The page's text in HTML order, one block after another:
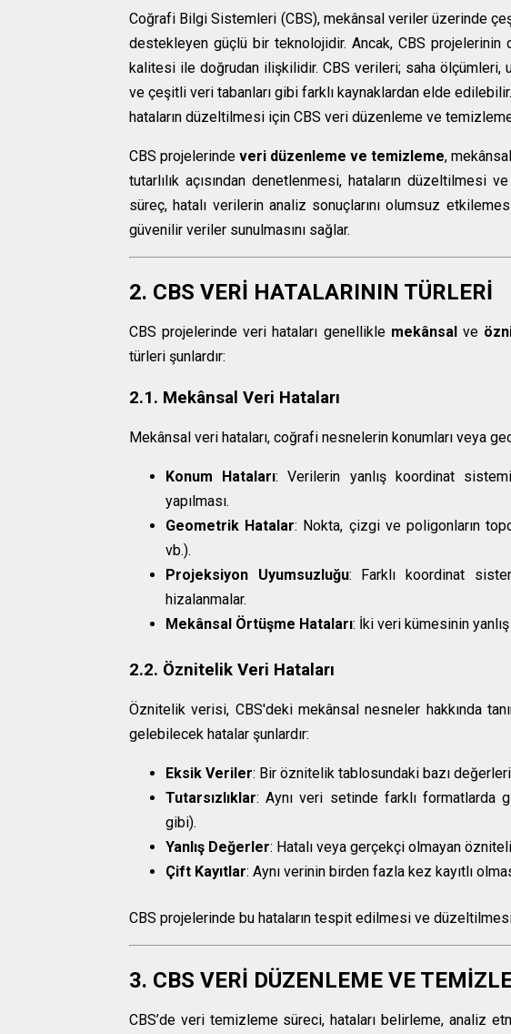
Coğrafi Bilgi Sistemleri (CBS), mekânsal veriler üzerinde
destekleyen güçlü bir teknolojidir. Ancak, CBS projelerinin
kalitesi ile doğrudan ilişkilidir. CBS verileri; saha ölçümleri,
ve çeşitli veri tabanları gibi farklı kaynaklardan elde
hataların düzeltilmesi için CBS veri düzenleme ve
CBS projelerinde veri düzenleme ve temizleme,
tutarlılık açısından denetlenmesi, hataların düzeltilmesi
süreç, hatalı verilerin analiz sonuçlarını olumsuz
güvenilir veriler sunulmasını sağlar.
2. CBS VERİ HATALARININ TÜRLERİ
CBS projelerinde veri hataları genellikle mekânsalve
türleri şunlardır:
2.1. Mekânsal Veri Hataları
Mekânsal veri hataları, coğrafi nesnelerin konumları veya
Konum Hataları: Verilerin yanlış koordinat
yapılması.
Geometrik Hatalar: Nokta, çizgi ve poligonların
vb.).
Projeksiyon Uyumsuzluğu: Farklı koordinat
hizalanmalar.
Mekânsal Örtüşme Hataları: İki veri kümesinin
2.2. Öznitelik Veri Hataları
Öznitelik verisi, CBS'deki mekânsal nesneler hakkında
gelebilecek hatalar şunlardır:
Eksik Veriler: Bir öznitelik tablosundaki bazı
Tutarsızlıklar: Aynı veri setinde farklı formatlarda
gibi).
Yanlış Değerler: Hatalı veya gerçekçi olmayan
Çift Kayıtlar: Aynı verinin birden fazla kez kayıtlı
CBS projelerinde bu hataların tespit edilmesi ve
3. CBS VERİ DÜZENLEME VE
CBS’de veri temizleme süreci, hataları belirleme, analiz